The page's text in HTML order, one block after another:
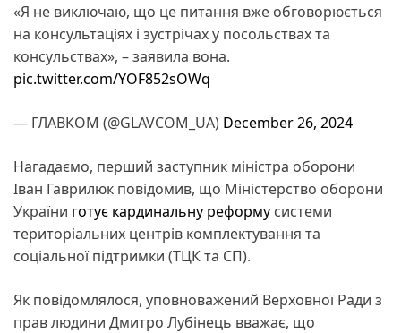
«Я не виключаю, що це питання вже обговорюється
на консультаціях і зустрічах у посольствах та
консульствах», – заявила вона.
pic.twitter.com/YOF852sOWq
— ГЛАВКОМ (@GLAVCOM_UA) December 26, 2024
Нагадаємо, перший заступник міністра оборони
Іван Гаврилюк повідомив, що Міністерство оборони
України готує кардинальну реформу системи
територіальних центрів комплектування та
соціальної підтримки (ТЦК та СП).
Як повідомлялося, уповноважений Верховної Ради з
прав людини Дмитро Лубінець вважає, що